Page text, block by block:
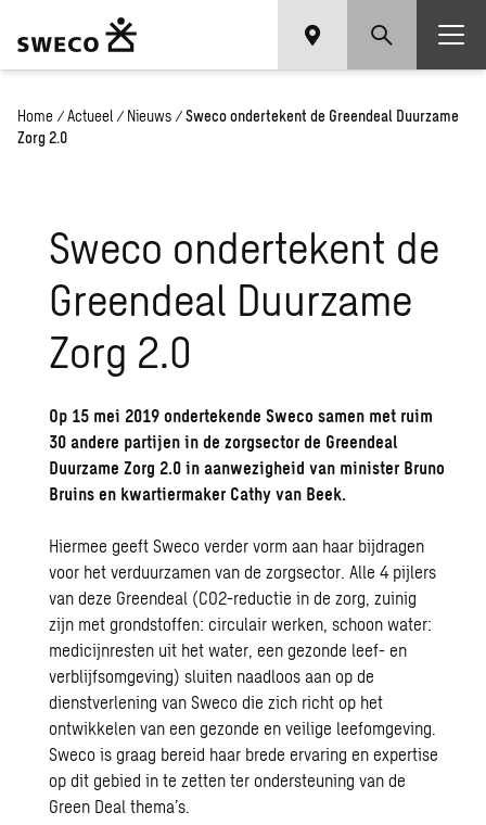
Home / Actueel / Nieuws / Sweco ondertekent de Greendeal Duurzame
Zorg 2.0
Sweco ondertekent de
Greendeal Duurzame
Zorg 2.0
Op 15 mei 2019 ondertekende Sweco samen met ruim
30 andere partijen in de zorgsector de Greendeal
Duurzame Zorg 2.0 in aanwezigheid van minister Bruno
Bruins en kwartiermaker Cathy van Beek.
Hiermee geeft Sweco verder vorm aan haar bijdragen
voor het verduurzamen van de zorgsector. Alle 4 pijlers
van deze Greendeal (CO2-reductie in de zorg, zuinig
zijn met grondstoffen: circulair werken, schoon water:
medicijnresten uit het water, een gezonde leef- en
verblijfsomgeving) sluiten naadloos aan op de
dienstverlening van Sweco die zich richt op het
ontwikkelen van een gezonde en veilige leefomgeving.
Sweco is graag bereid haar brede ervaring en expertise
op dit gebied in te zetten ter ondersteuning van de
Green Deal thema’s.